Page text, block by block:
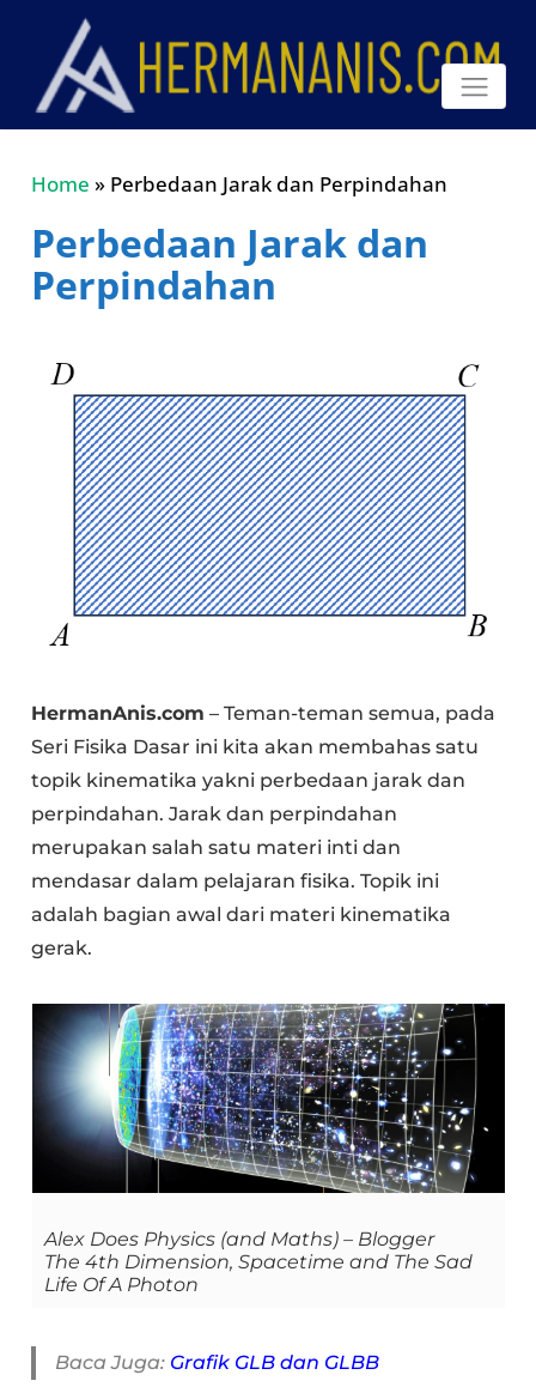
Home » Perbedaan Jarak dan Perpindahan
Perbedaan Jarak dan
Perpindahan
HermanAnis.com – Teman-teman semua, pada
Seri Fisika Dasar ini kita akan membahas satu
topik kinematika yakni perbedaan jarak dan
perpindahan. Jarak dan perpindahan
merupakan salah satu materi inti dan
mendasar dalam pelajaran fisika. Topik ini
adalah bagian awal dari materi kinematika
gerak.
Alex Does Physics (and Maths) – Blogger
The 4th Dimension, Spacetime and The Sad
Life Of A Photon
Baca Juga: Grafik GLB dan GLBB